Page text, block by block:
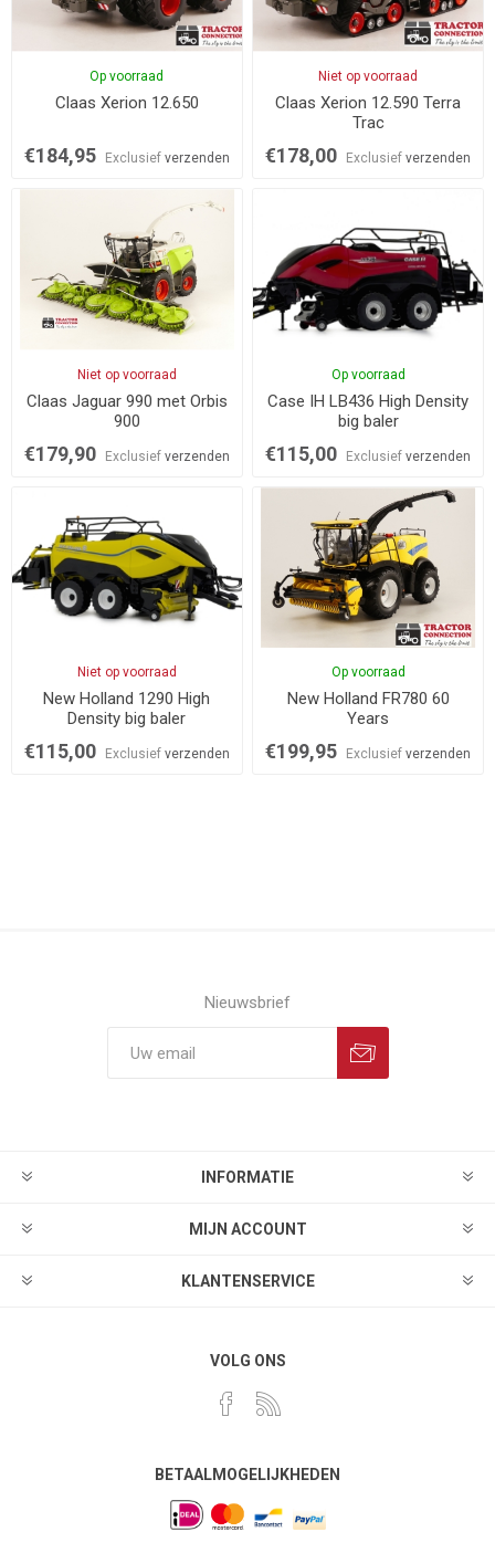
Op voorraad
Claas Xerion 12.650
€184,95 Exclusief verzenden
Niet op voorraad
Claas Xerion 12.590 Terra
Trac
€178,00 Exclusiefverzenden
Niet op voorraad
Claas Jaguar 990 met Orbis
900
€179,90 Exclusief verzenden
Op voorraad
Case IH LB436 High Density
big baler
€115,00 Exclusiefverzenden
Niet op voorraad
New Holland 1290 High
Density big baler
€115,00 Exclusief verzenden
Op voorraad
New Holland FR780 60
Years
€199,95 Exclusiefverzenden
Nieuwsbrief
INFORMATIE
MIJN ACCOUNT
KLANTENSERVICE
VOLG ONS
BETAALMOGELIJKHEDEN